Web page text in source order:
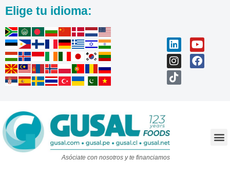
Elige tu idioma:
Asóciate con nosotros y te financiamos